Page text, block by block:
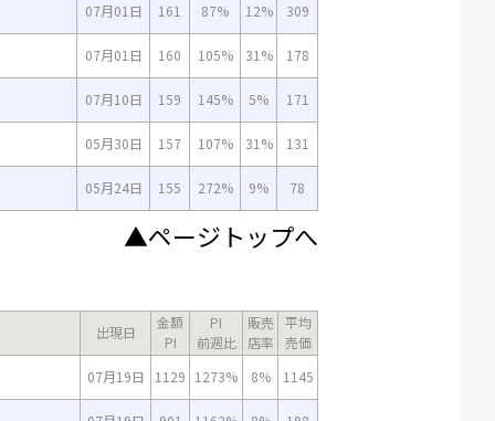
07月01日 161 87% 12% 309
07月01日 160 105% 31% 178
07月10日 159 145% 5% 171
05月30日 157 107% 31% 131
05月24日 155 272% 9% 78
▲ページトップへ
出現日
金額
PI
PI
前週比
販売
店率
平均
売価
07月19日
1129 1273% 8% 1145